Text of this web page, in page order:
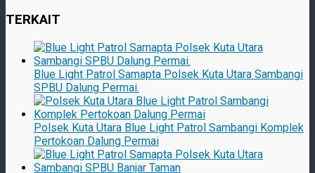
TERKAIT
Blue Light Patrol Samapta Polsek Kuta Utara Sambangi
SPBU Dalung Permai.
Polsek Kuta Utara Blue Light Patrol Sambangi Komplek
Pertokoan Dalung Permai